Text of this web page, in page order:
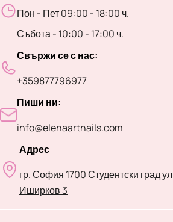
Пон - Пет 09:00 - 18:00 ч.
Събота - 10:00 - 17:00 ч.
Свържи се с нас:
+359877796977
Пиши ни:
info@elenaartnails.com
Адрес
гр. София 1700 Студентски град
Иширков 3